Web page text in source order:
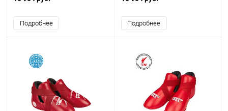
Подробнее Подробнее